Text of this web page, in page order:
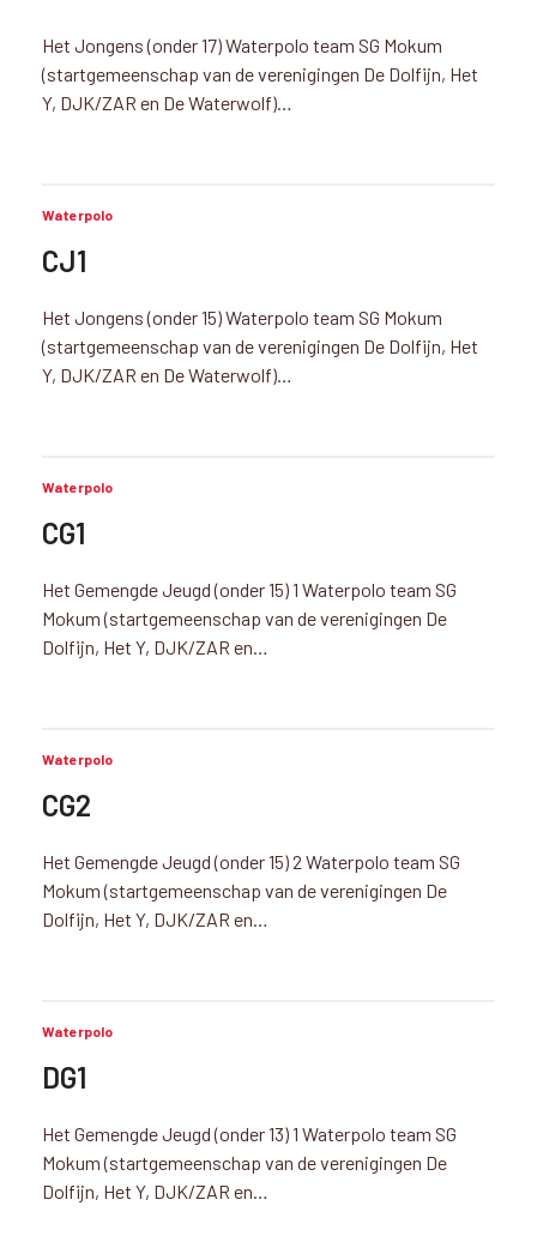
Het Jongens (onder 17) Waterpolo team SG Mokum
(startgemeenschap van de verenigingen De Dolfijn, Het
Y, DJK/ZAR en De Waterwolf)…
Waterpolo
CJ1
Het Jongens (onder 15) Waterpolo team SG Mokum
(startgemeenschap van de verenigingen De Dolfijn, Het
Y, DJK/ZAR en De Waterwolf)…
Waterpolo
CG1
Het Gemengde Jeugd (onder 15) 1 Waterpolo team SG
Mokum (startgemeenschap van de verenigingen De
Dolfijn, Het Y, DJK/ZAR en…
Waterpolo
CG2
Het Gemengde Jeugd (onder 15) 2 Waterpolo team SG
Mokum (startgemeenschap van de verenigingen De
Dolfijn, Het Y, DJK/ZAR en…
Waterpolo
DG1
Het Gemengde Jeugd (onder 13) 1 Waterpolo team SG
Mokum (startgemeenschap van de verenigingen De
Dolfijn, Het Y, DJK/ZAR en…